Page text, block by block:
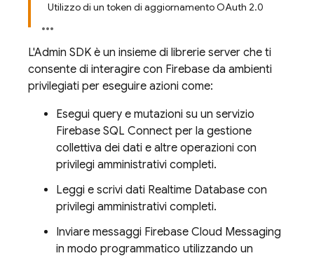
Utilizzo di un token di aggiornamento OAuth 2.0
L'Admin SDK è un insieme di librerie server che ti
consente di interagire con Firebase da ambienti
privilegiati per eseguire azioni come:
Esegui query e mutazioni su un servizio
Firebase SQL Connect per la gestione
collettiva dei dati e altre operazioni con
privilegi amministrativi completi.
Leggi e scrivi dati Realtime Database con
privilegi amministrativi completi.
Inviare messaggi Firebase Cloud Messaging
in modo programmatico utilizzando un